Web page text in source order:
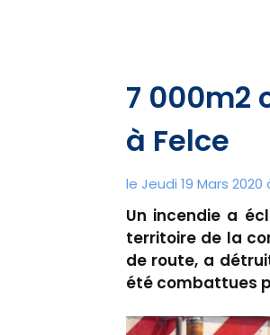
7 000m2
à Felce
le Jeudi 19 Mars 2020
Un incendie a
territoire de la
de route, a
été combattues